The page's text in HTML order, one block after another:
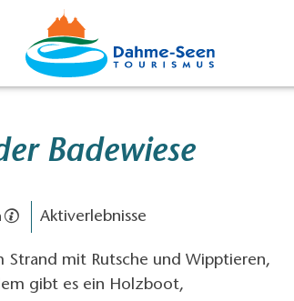
Badewiese
Aktiverlebnisse
Strand mit Rutsche und Wipptieren,
gibt es ein Holzboot,